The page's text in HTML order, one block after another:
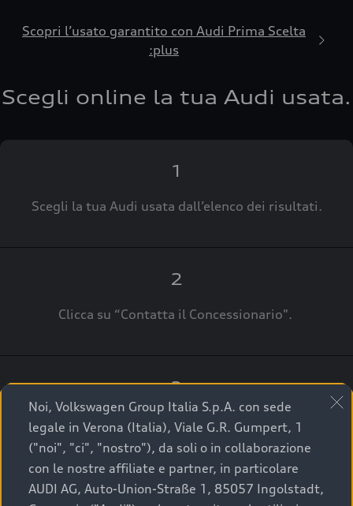
Scopri l’usato garantito con Audi Prima Scelta
:plus
Scegli online la tua Audi usata.
1
Scegli la tua Audi usata dall’elenco dei risultati.
2
Clicca su “Contatta il Concessionario".
3
A breve verrai ricontattato dal Customer Care
Audi Center o direttamente dal Concessionario
che ti supporterà per finalizzare la tua richiesta.
Noi, Volkswagen Group Italia S.p.A. con sede
legale in Verona (Italia), Viale G.R. Gumpert, 1
("noi", "ci", "nostro"), da soli o in collaborazione
con le nostre affiliate e partner, in particolare
AUDI AG, Auto-Union-Straße 1, 85057 Ingolstadt,